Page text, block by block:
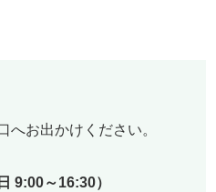
お出かけください。
9:00～16:30）